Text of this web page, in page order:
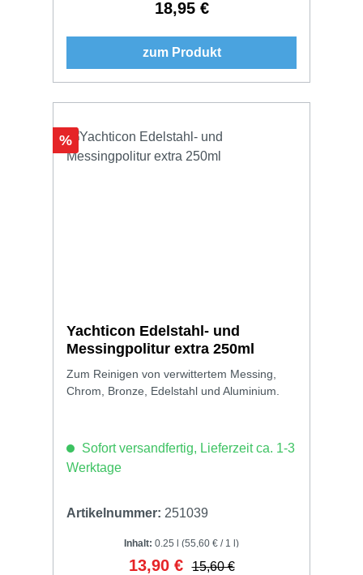
Regulärer Preis:
18,95 €
zum Produkt
Rabatt
%
Yachticon Edelstahl- und
Messingpolitur extra 250ml
Zum Reinigen von verwittertem Messing,
Chrom, Bronze, Edelstahl und Aluminium.
Sofort versandfertig, Lieferzeit ca. 1-3
Werktage
Artikelnummer: 251039
Inhalt: 0.25 l (55,60 € / 1 l)
Verkaufspreis:
13,90 € Regulärer Preis:
15,60 €